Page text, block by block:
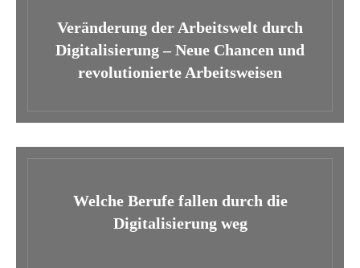
Veränderung der Arbeitswelt durch
Digitalisierung – Neue Chancen und
revolutionierte Arbeitsweisen
Welche Berufe fallen durch die
Digitalisierung weg